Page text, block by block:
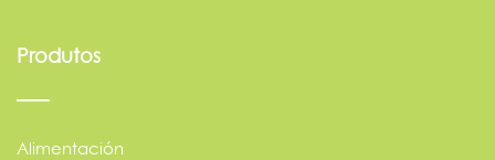
Produtos
Alimentación